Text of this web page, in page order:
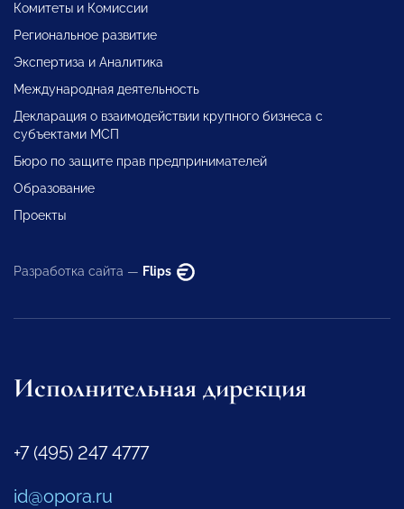
Комитеты и Комиссии
Региональное развитие
Экспертиза и Аналитика
Международная деятельность
Декларация о взаимодействии крупного бизнеса с
субъектами МСП
Бюро по защите прав предпринимателей
Образование
Проекты
Разработка сайта — Flips
Исполнительная дирекция
+7 (495) 247 4777
id@opora.ru